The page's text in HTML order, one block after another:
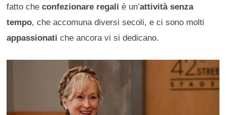
fatto checonfezionare regali è un’attività senza
tempo, che accomuna diversi secoli, e ci sono molti
appassionati che ancora vi si dedicano.